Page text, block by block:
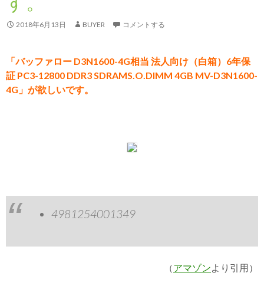
2018年6月13日 BUYER コメントする
「バッファロー D3N1600-4G相当 法人向け（白箱）6年保
証 PC3-12800 DDR3 SDRAMS.O.DIMM 4GB MV-D3N1600-
4G」が欲しいです。
4981254001349
（アマゾン より引用）